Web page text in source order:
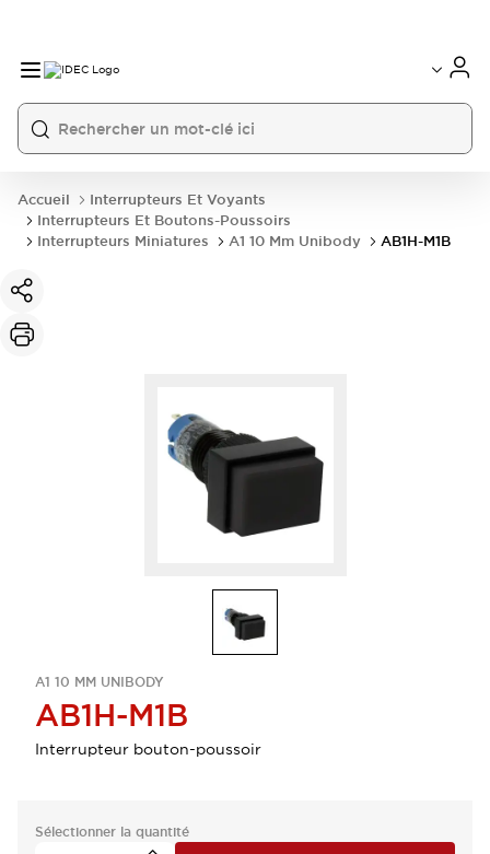
Accueil
Interrupteurs Et Voyants
Interrupteurs Et Boutons-Poussoirs
Interrupteurs Miniatures
A1 10 Mm Unibody AB1H-M1B
A1 10 MM UNIBODY
AB1H-M1B
Interrupteur bouton-poussoir
Sélectionner la quantité